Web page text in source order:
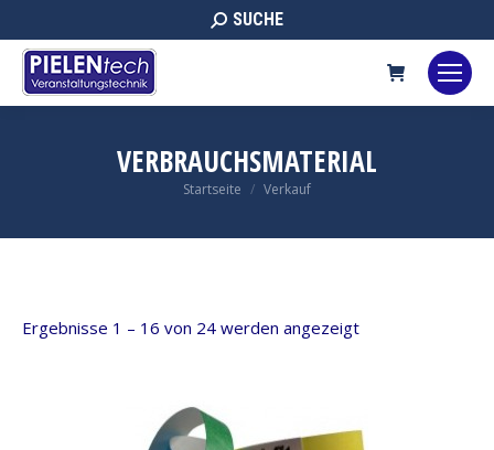
Search:
SUCHE
VERBRAUCHSMATERIAL
Sie befinden sich hier:
Startseite Verkauf
Ergebnisse 1 – 16 von 24 werden angezeigt